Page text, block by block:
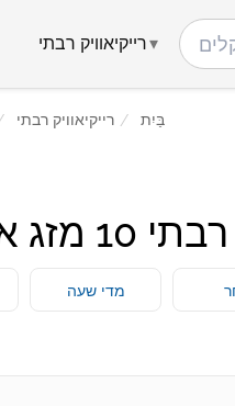
רייקיאוויק רבתי
בַּיִת רייקיאוויק רבתי
אוויר יום
מדי שעה